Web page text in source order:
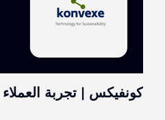
كونفيكس | تجربة العملاء